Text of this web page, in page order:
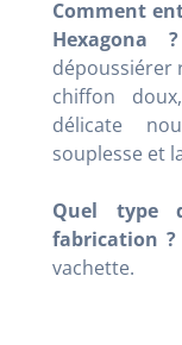
Comment
Hexagona ?
dépoussiérer
chiffon
délicate
souplesse et
Quel type
fabrication ?
vachette.